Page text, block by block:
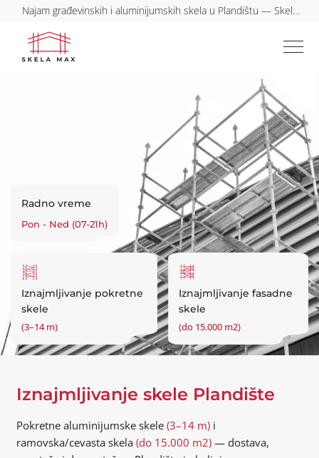
Najam građevinskih i aluminijumskih skela u Plandištu — Skela
Radno vreme
Pon - Ned (07-21h)
Iznajmljivanje pokretne
skele
(3–14 m)
Iznajmljivanje fasadne
skele
(do 15.000 m2)
Iznajmljivanje skele Plandište
Pokretne aluminijumske skele (3–14 m)i
ramovska/cevasta skela (do 15.000 m2)— dostava,